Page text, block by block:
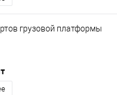
грузовой платформы